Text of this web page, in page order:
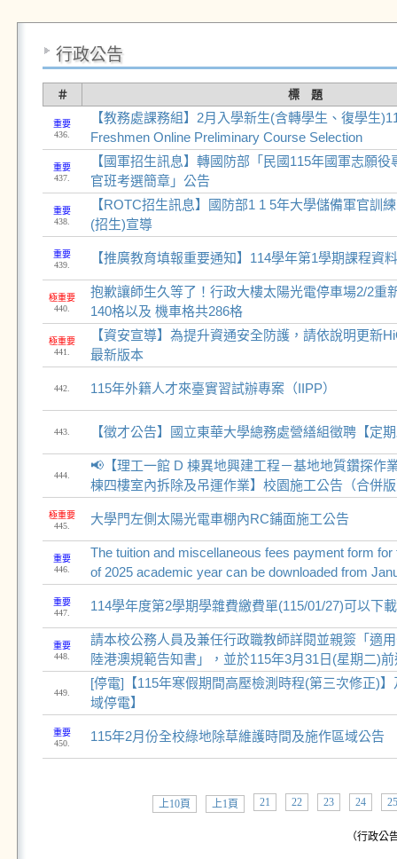
行政公告
＃ 標 題
重要
436.
【教務處課務組】2月入學新生(含轉學生、復學生
Freshmen Online Preliminary Course Selection
重要
437.
【國軍招生訊息】轉國防部「民國115年國軍志願
官班考選簡章」公告
重要
438.
【ROTC招生訊息】國防部1 1 5年大學儲備軍官訓
(招生)宣導
重要
439.
【推廣教育填報重要通知】114學年第1學期課程資
極重要
440.
抱歉讓師生久等了！行政大樓太陽光電停車場2/2重
140格以及 機車格共286格
極重要
441.
【資安宣導】為提升資通安全防護，請依說明更新
最新版本
442. 115年外籍人才來臺實習試辦專案（IIPP）
443. 【徵才公告】國立東華大學總務處營繕組徵聘【定
444.
📢【理工一館 D 棟異地興建工程－基地地質鑽探作
棟四樓室內拆除及吊運作業】校園施工公告（合併
極重要
445.
大學門左側太陽光電車棚內RC鋪面施工公告
重要
446.
The tuition and miscellaneous fees payment form
of 2025 academic year can be downloaded from
重要
447.
114學年度第2學期學雜費繳費單(115/01/27)可以下
重要
448.
請本校公務人員及兼任行政職教師詳閱並親簽「適
陸港澳規範告知書」，並於115年3月31日(星期二)
449.
[停電]【115年寒假期間高壓檢測時程(第三次修正)
域停電】
重要
450.
115年2月份全校綠地除草維護時間及施作區域公告
上10頁 上1頁 21 22 23 24 25
（行政公